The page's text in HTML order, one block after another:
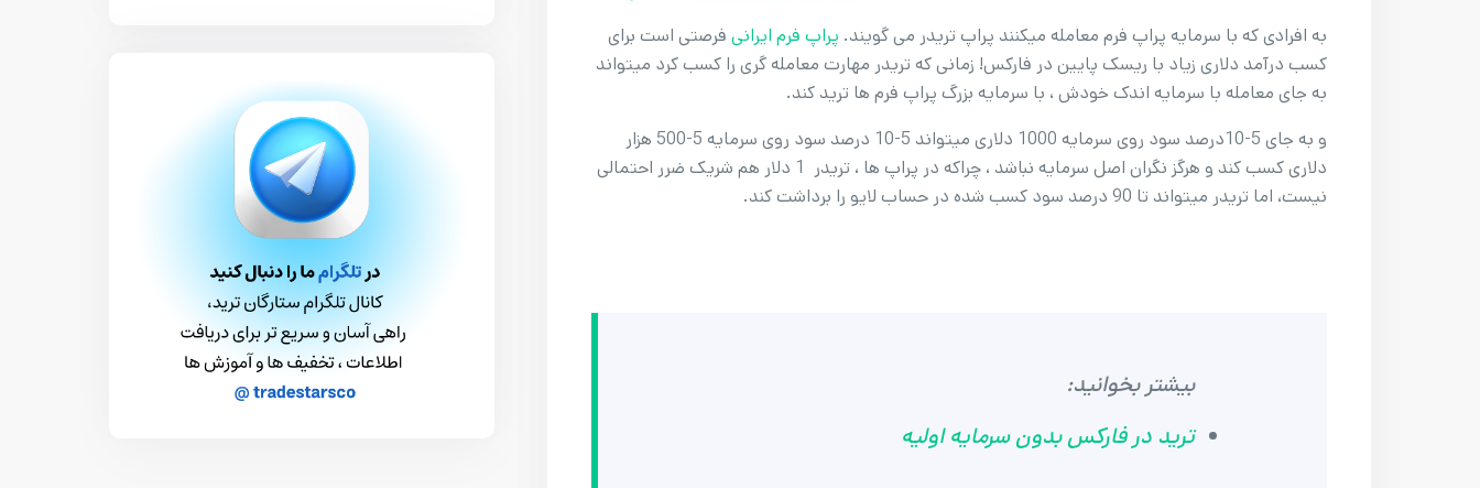
به افرادی که با سرمایه پراپ فرم معامله میکنند پراپ تریدر می گویند. پراپ فرم ایرانی فرصتی است برای
کسب درآمد دلاری زیاد با ریسک پایین در فارکس! زمانی که تریدر مهارت معامله گری را کسب کرد میتواند
به جای معامله با سرمایه اندک خودش ، با سرمایه بزرگ پراپ فرم ها ترید کند.
و به جای 5-10درصد سود روی سرمایه 1000 دلاری میتواند 5-10 درصد سود روی سرمایه 5-500 هزار
دلاری کسب کند و هرگز نگران اصل سرمایه نباشد ، چراکه در پراپ ها ، تریدر 1 دلار هم شریک ضرر احتمالی
نیست، اما تریدر میتواند تا 90 درصد سود کسب شده در حساب لایو را برداشت کند.
بیشتر بخوانید:
ترید در فارکس بدون سرمایه اولیه